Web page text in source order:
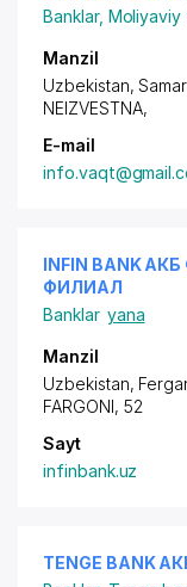
Banklar, Moliyaviy
Manzil
Uzbekistan,
NEIZVESTNA,
E-mail
INFIN BANK
ФИЛИАЛ
Banklar yana
Manzil
Uzbekistan,
FARGONI, 52
Sayt
infinbank.uz
TENGE BANK